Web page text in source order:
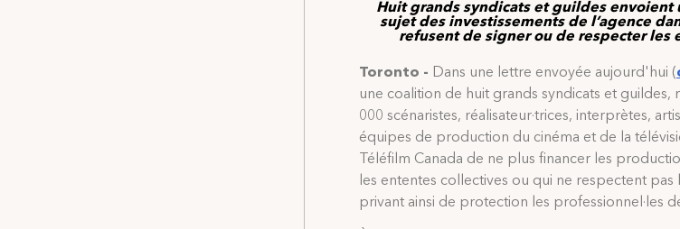
Huit grands syndicats et guildes envoient
sujet des investissements de l’agence
refusent de signer ou de respecter les
Toronto - Dans une lettre envoyée aujourd'hui (
une coalition de huit grands syndicats et guildes,
000 scénaristes, réalisateur·trices, interprètes,
équipes de production du cinéma et de la
Téléfilm Canada de ne plus financer les
les ententes collectives ou qui ne respectent pas
privant ainsi de protection les professionnel·les